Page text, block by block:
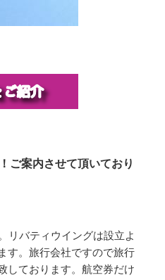
ご案内させて頂いており
リバティウイングは設立よ
す。旅行会社ですので旅行
しております。航空券だけ